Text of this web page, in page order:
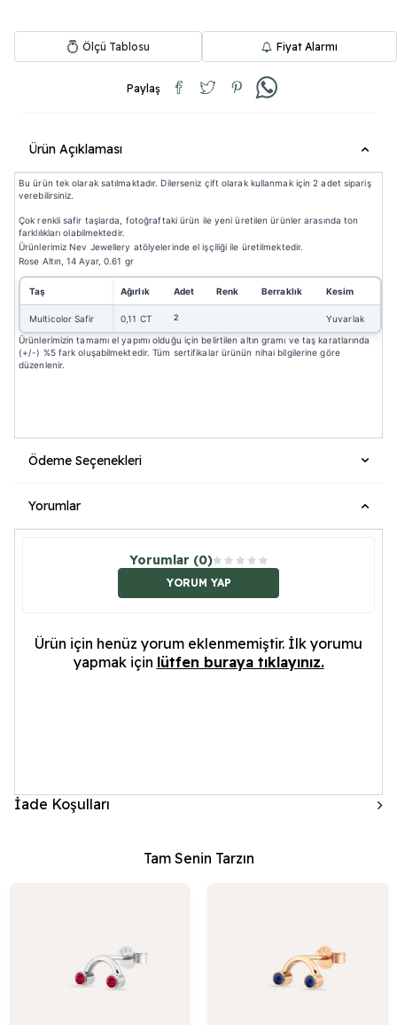
Ölçü Tablosu Fiyat Alarmı
Paylaş
Ürün Açıklaması
Bu ürün tek olarak satılmaktadır. Dilerseniz çift olarak kullanmak için 2 adet sipariş
verebilirsiniz.
Çok renkli safir taşlarda, fotoğraftaki ürün ile yeni üretilen ürünler arasında ton
farklılıkları olabilmektedir.
Ürünlerimiz Nev Jewellery atölyelerinde el işçiliği ile üretilmektedir.
Rose Altın, 14 Ayar, 0.61 gr
Taş Ağırlık Adet Renk Berraklık Kesim
Multicolor Safir 0,11 CT 2
Yuvarlak
Ürünlerimizin tamamı el yapımı olduğu için belirtilen altın gramı ve taş karatlarında
(+/-) %5 fark oluşabilmektedir. Tüm sertifikalar ürünün nihai bilgilerine göre
düzenlenir.
Ödeme Seçenekleri
Yorumlar
Yorumlar (0)
YORUM YAP
Ürün için henüz yorum eklenmemiştir. İlk yorumu
yapmak için lütfen buraya tıklayınız.
İade Koşulları
Tam Senin Tarzın